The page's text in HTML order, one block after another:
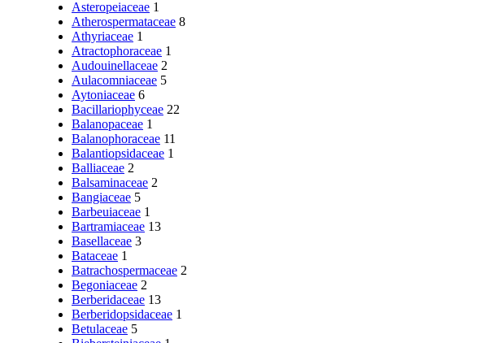
Asteropeiaceae 1
Atherospermataceae 8
Athyriaceae 1
Atractophoraceae 1
Audouinellaceae 2
Aulacomniaceae 5
Aytoniaceae 6
Bacillariophyceae 22
Balanopaceae 1
Balanophoraceae 11
Balantiopsidaceae 1
Balliaceae 2
Balsaminaceae 2
Bangiaceae 5
Barbeuiaceae 1
Bartramiaceae 13
Basellaceae 3
Bataceae 1
Batrachospermaceae 2
Begoniaceae 2
Berberidaceae 13
Berberidopsidaceae 1
Betulaceae 5